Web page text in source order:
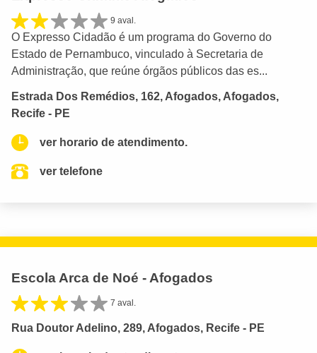
9 aval.
O Expresso Cidadão é um programa do Governo do
Estado de Pernambuco, vinculado à Secretaria de
Administração, que reúne órgãos públicos das es...
Estrada Dos Remédios, 162, Afogados, Afogados,
Recife - PE
ver horario de atendimento.
ver telefone
Escola Arca de Noé - Afogados
7 aval.
Rua Doutor Adelino, 289, Afogados, Recife - PE